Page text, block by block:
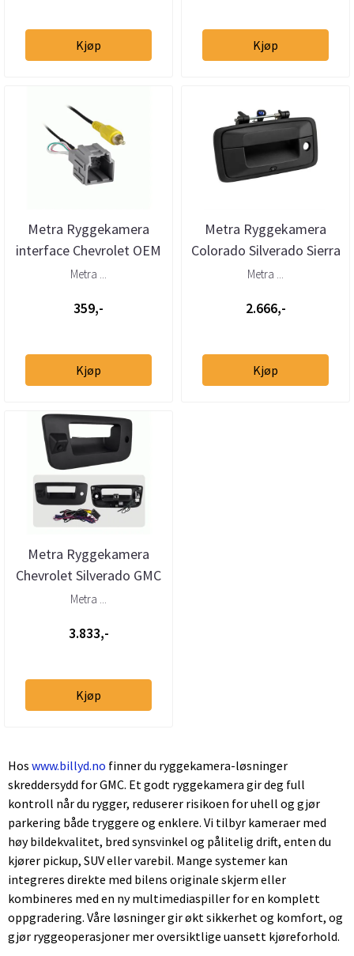
Kjøp Kjøp
Metra Ryggekamera
interface Chevrolet OEM
kamera - ny spiller
Metra ...
359,-
Kjøp
Metra Ryggekamera
Colorado Silverado Sierra
Canyon (2014-->)
Metra ...
2.666,-
Kjøp
Metra Ryggekamera
Chevrolet Silverado GMC
Sierra (2007 - 2014)
Metra ...
3.833,-
Kjøp
Hos www.billyd.no finner du ryggekamera-løsninger
skreddersydd for GMC. Et godt ryggekamera gir deg full
kontroll når du rygger, reduserer risikoen for uhell og gjør
parkering både tryggere og enklere. Vi tilbyr kameraer med
høy bildekvalitet, bred synsvinkel og pålitelig drift, enten du
kjører pickup, SUV eller varebil. Mange systemer kan
integreres direkte med bilens originale skjerm eller
kombineres med en ny multimediaspiller for en komplett
oppgradering. Våre løsninger gir økt sikkerhet og komfort, og
gjør ryggeoperasjoner mer oversiktlige uansett kjøreforhold.